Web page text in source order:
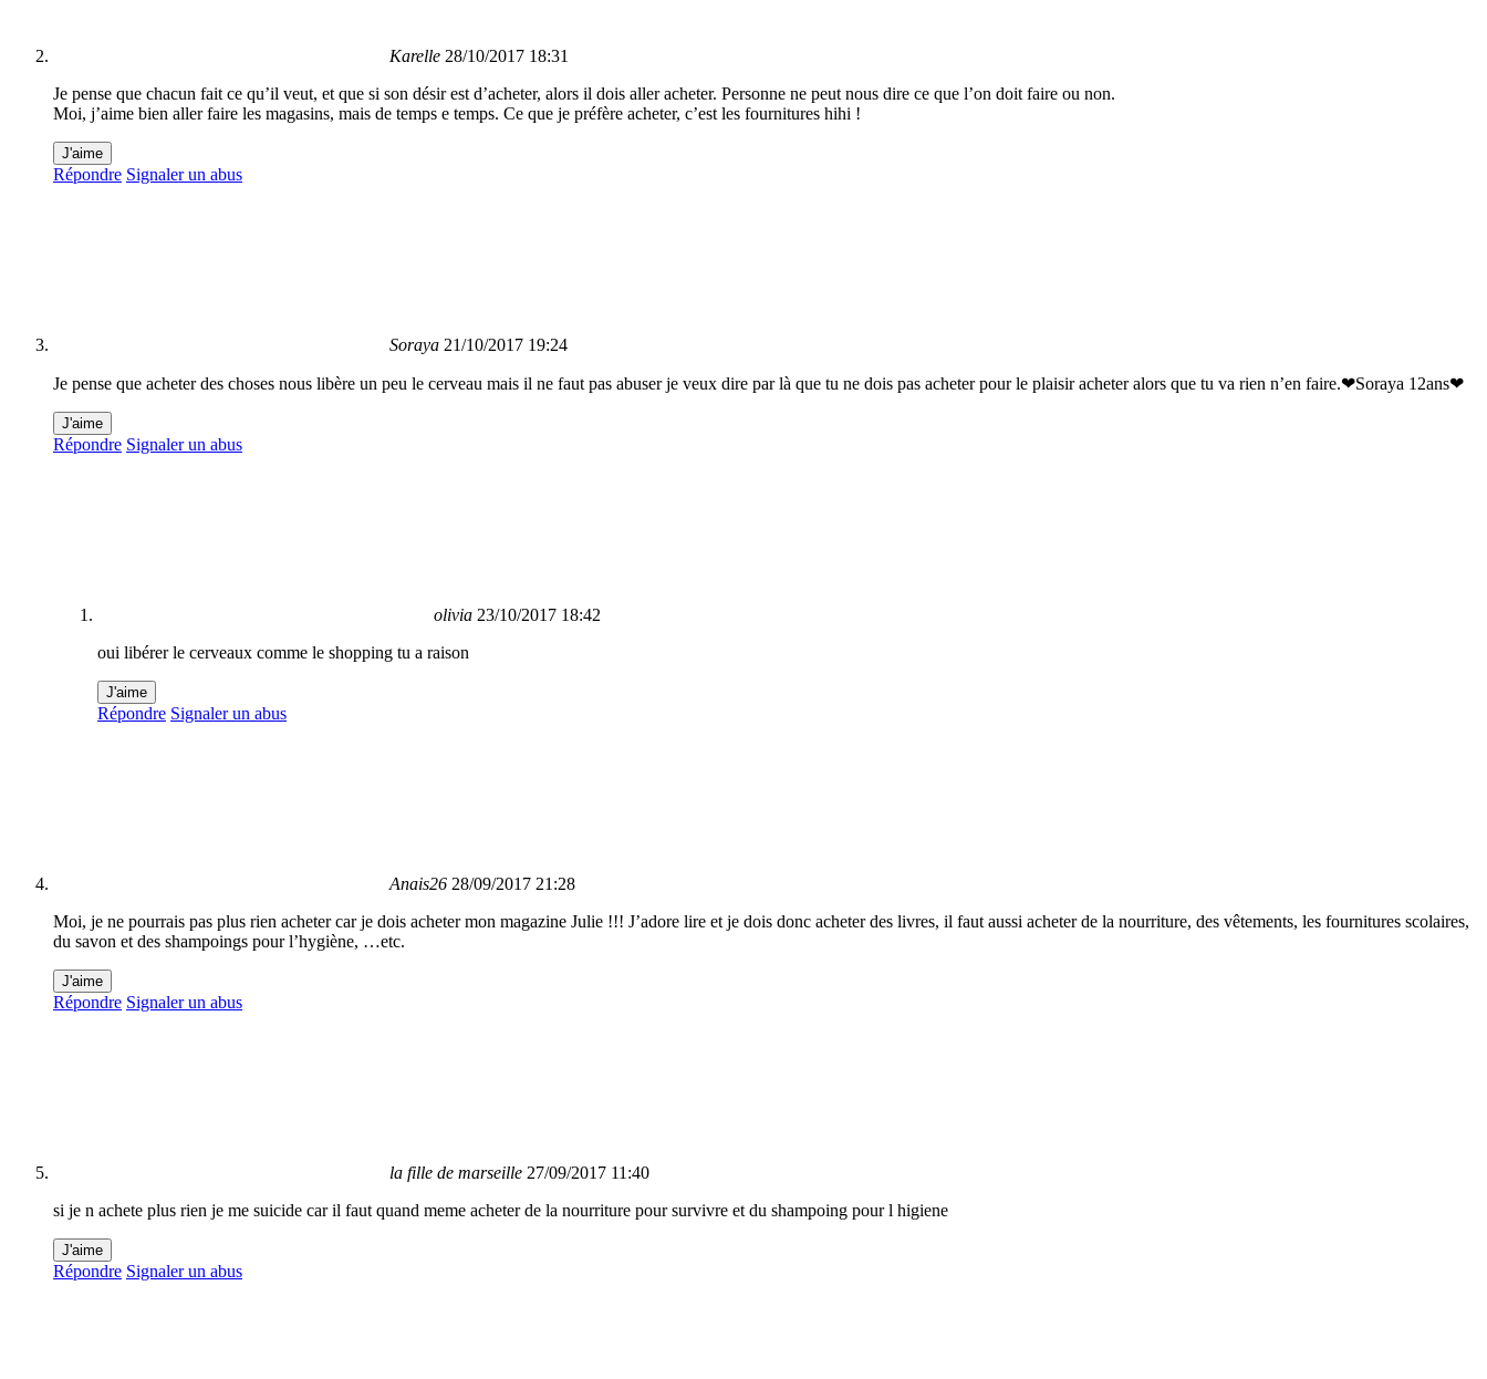
Karelle 28/10/2017 18:31
Je pense que chacun fait ce qu’il veut, et que si son désir est d’acheter, alors il dois aller acheter. Personne ne peut nous dire ce que l’on doit faire ou non.
Moi, j’aime bien aller faire les magasins, mais de temps e temps. Ce que je préfère acheter, c’est les fournitures hihi !
J'aime
Répondre Signaler un abus
Soraya 21/10/2017 19:24
Je pense que acheter des choses nous libère un peu le cerveau mais il ne faut pas abuser je veux dire par là que tu ne dois pas acheter pour le plaisir acheter alors que tu va rien n’en faire.❤Soraya 12ans❤
J'aime
Répondre Signaler un abus
olivia 23/10/2017 18:42
oui libérer le cerveaux comme le shopping tu a raison
J'aime
Répondre Signaler un abus
Anais26 28/09/2017 21:28
Moi, je ne pourrais pas plus rien acheter car je dois acheter mon magazine Julie !!! J’adore lire et je dois donc acheter des livres, il faut aussi acheter de la nourriture, des vêtements, les fournitures scolaires,
du savon et des shampoings pour l’hygiène, …etc.
J'aime
Répondre Signaler un abus
la fille de marseille 27/09/2017 11:40
si je n achete plus rien je me suicide car il faut quand meme acheter de la nourriture pour survivre et du shampoing pour l higiene
J'aime
Répondre Signaler un abus